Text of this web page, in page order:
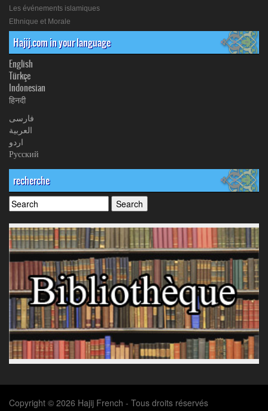
Les événements islamiques
Ethnique et Morale
Hajij.com in your language
English
Türkçe
Indonesian
हिनदी
فارسی
العربیة
اردو
Русский
recherche
Copyright © 2026 Hajij French - Tous droits réservés